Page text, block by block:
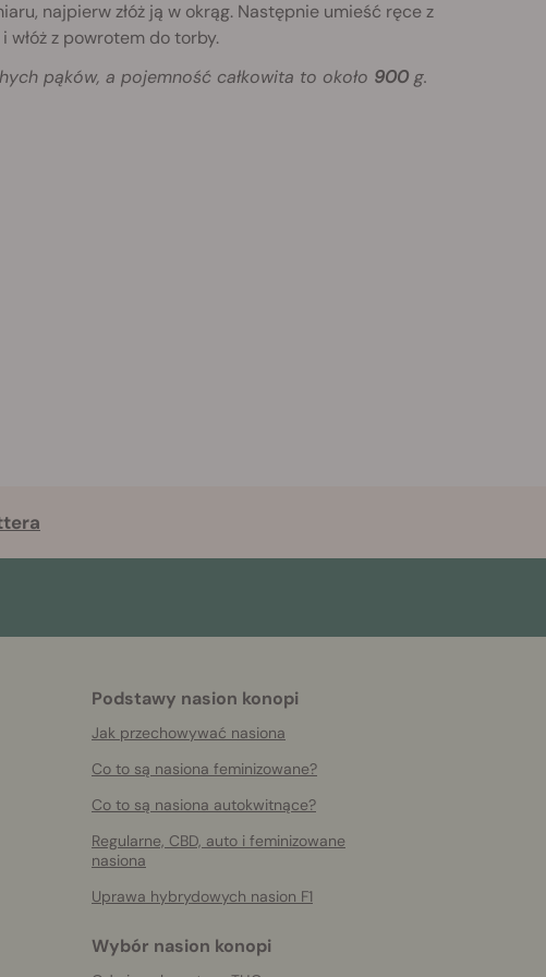
najpierw złóż ją w okrąg. Następnie umieść ręce z
włóż z powrotem do torby.
pąków, a pojemność całkowita to około 900g.
Podstawy nasion konopi
Jak przechowywać nasiona
Co to są nasiona feminizowane?
Co to są nasiona autokwitnące?
Regularne, CBD, auto i feminizowane
nasiona
Uprawa hybrydowych nasion F1
Wybór nasion konopi